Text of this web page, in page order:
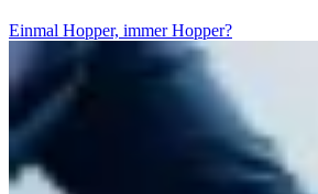
Einmal Hopper, immer Hopper?